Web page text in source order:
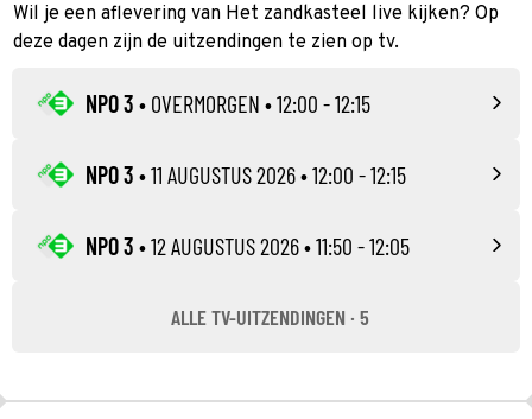
Wil je een aflevering van Het zandkasteel live kijken? Op
deze dagen zijn de uitzendingen te zien op tv.
NPO 3 • OVERMORGEN • 12:00 - 12:15
NPO 3 •11 AUGUSTUS 2026• 12:00 - 12:15
NPO 3 •12 AUGUSTUS 2026• 11:50 - 12:05
ALLE TV-UITZENDINGEN · 5